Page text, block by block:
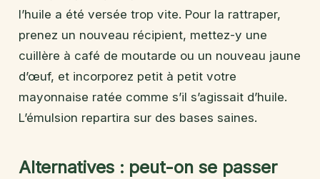
l’huile a été versée trop vite. Pour la rattraper,
prenez un nouveau récipient, mettez-y une
cuillère à café de moutarde ou un nouveau jaune
d’œuf, et incorporez petit à petit votre
mayonnaise ratée comme s’il s’agissait d’huile.
L’émulsion repartira sur des bases saines.
Alternatives : peut-on se passer